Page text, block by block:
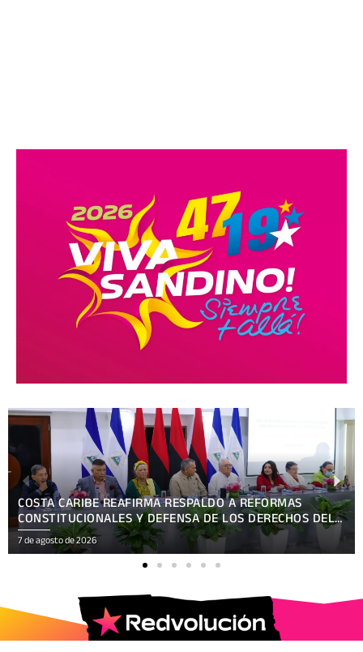
COSTA CARIBE REAFIRMA RESPALDO A REFORMAS
CONSTITUCIONALES Y DEFENSA DE LOS DERECHOS DEL
PUEBLO
7 de agosto de 2026